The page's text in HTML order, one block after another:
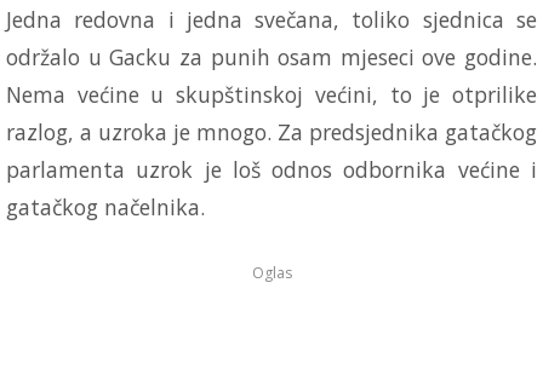
Jedna redovna i jedna svečana, toliko sjednica se
održalo u Gacku za punih osam mjeseci ove godine.
Nema većine u skupštinskoj većini, to je otprilike
razlog, a uzroka je mnogo. Za predsjednika gatačkog
parlamenta uzrok je loš odnos odbornika većine i
gatačkog načelnika.
Oglas